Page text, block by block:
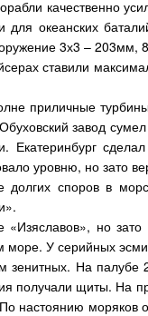
качественно
для океанских
3х3 – 203мм,
ставили
приличные
завод
уровню, но зато
споров в
но
У серийных
На
получали щиты. На
настоянию